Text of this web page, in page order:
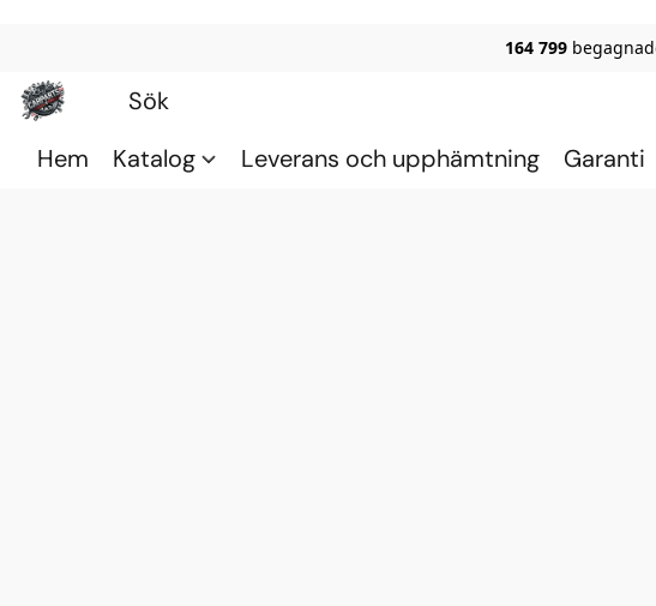
164 799
Hem Katalog Leverans och upphämtning Garanti